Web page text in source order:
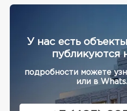
У нас есть
публикуются
подробности можете
или в